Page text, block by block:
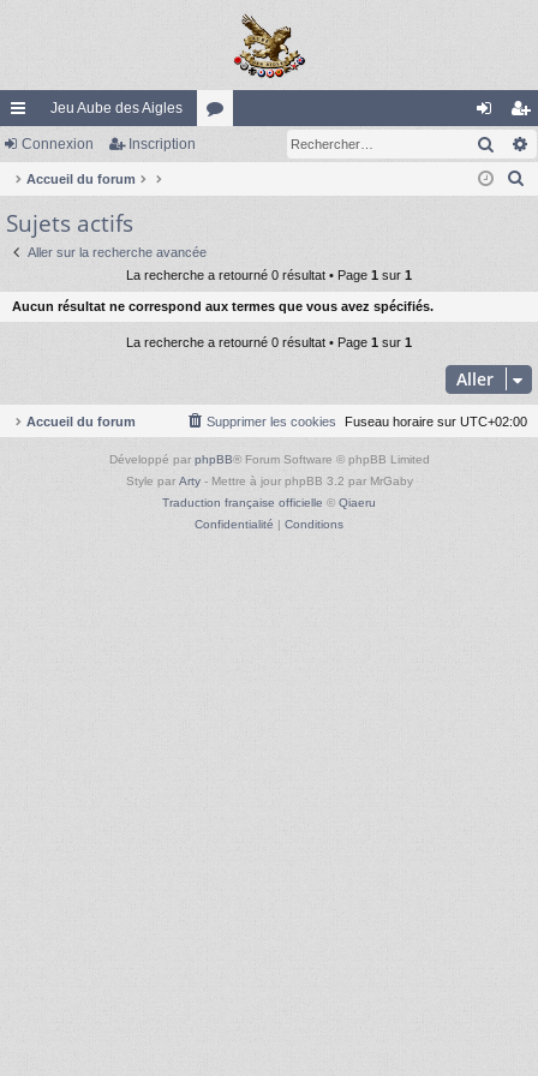
ac
co
ur
ci
s
Jeu Aube des Aigles
on
ne
ns
cri
Connexion Inscription
Accueil du forum
h
e
r
Sujets actifs
Aller sur la recherche avancée
La recherche a retourné 0 résultat • Page 1 sur 1
Aucun résultat ne correspond aux termes que vous avez spécifiés.
La recherche a retourné 0 résultat • Page 1 sur 1
Aller
Accueil du forum Fuseau horaire sur UTC+02:00
Supprimer les cookies
Développé par phpBB® Forum Software © phpBB Limited
Style par Arty- Mettre à jour phpBB 3.2 par MrGaby
Traduction française officielle © Qiaeru
Confidentialité | Conditions